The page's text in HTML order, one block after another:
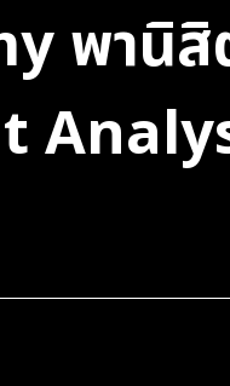
พานิ